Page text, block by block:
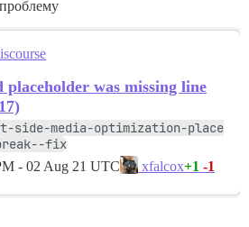
was missing line
side-media-optimization-place
fix
- 02 Aug 21 UTC xfalcox+1 -1